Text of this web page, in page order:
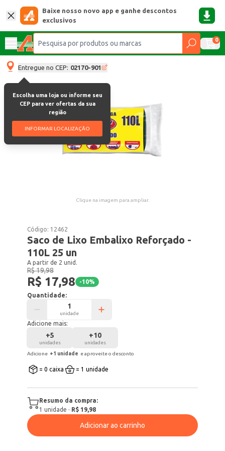
Baixe nosso novo app e ganhe descontos
exclusivos
0
Entregue no CEP: 02170-901
Escolha uma loja ou informe seu
CEP para ver ofertas da sua
região
INFORMAR LOCALIZAÇÃO
Clique na imagem para ampliar.
Código: 12462
Saco de Lixo Embalixo Reforçado -
110L 25 un
A partir de 2 unid.
R$ 19,98
R$ 17,98 -10%
Quantidade:
unidade
Adicione mais:
+5
unidades
+10
unidades
Adicione +1 unidade e aproveite o desconto
= 0 caixa = 1 unidade
Resumo da compra:
1 unidade · R$ 19,98
Adicionar ao carrinho